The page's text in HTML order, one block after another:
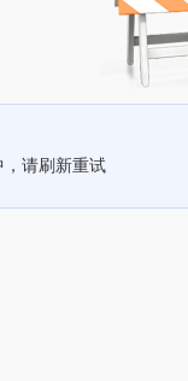
，请刷新重试